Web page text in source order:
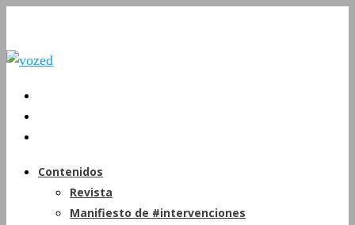
Contenidos
Revista
Manifiesto de #intervenciones